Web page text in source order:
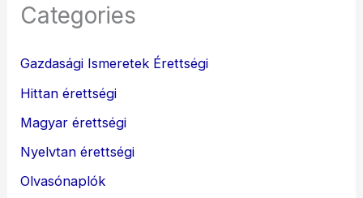
Categories
Gazdasági Ismeretek Érettségi
Hittan érettségi
Magyar érettségi
Nyelvtan érettségi
Olvasónaplók